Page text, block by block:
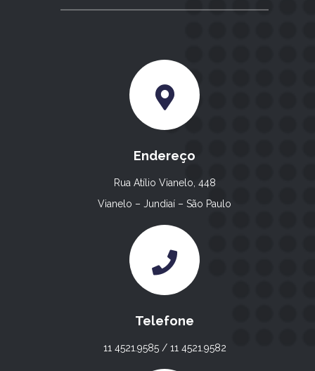
Endereço
Rua Atílio Vianelo, 448
Vianelo – Jundiaí – São Paulo
Telefone
11 4521.9585 / 11 4521.9582